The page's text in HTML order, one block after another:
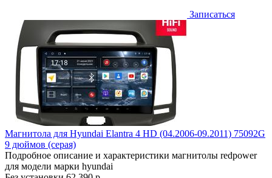
Записаться
Магнитола для Hyundai Elantra 4 HD (04.2006-09.2011) 75092G
9 дюймов (серая)
Подробное описание и характеристики магнитолы redpower
для модели марки hyundai